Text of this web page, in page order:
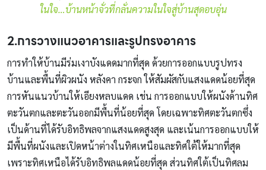
ในใจ…บ้านหน้าจั่วที่กลั่นความในใจสู่บ้านสุดอบอุ่น
2.การวางแนวอาคารและรูปทรงอาคาร
การทำให้บ้านมีร่มเงาบังแดดมากที่สุด ด้วยการออกแบบรูปทรง
บ้านและพื้นที่ผิวผนัง หลังคา กระจก ให้สัมผัสกับแสงแดดน้อยที่สุด
การหันแนวบ้านให้เอียงหลบแดด เช่น การออกแบบให้ผนังด้านทิศ
ตะวันตกและตะวันออกมีพื้นที่น้อยที่สุด โดยเฉพาะทิศตะวันตกซึ่ง
เป็นด้านที่ได้รับอิทธิพลจากแสงแดดสูงสุด และเน้นการออกแบบให้
มีพื้นที่ผนังและเปิดหน้าต่างในทิศเหนือและทิศใต้ให้มากที่สุด
เพราะทิศเหนือได้รับอิทธิพลแดดน้อยที่สุด ส่วนทิศใต้เป็นทิศลม